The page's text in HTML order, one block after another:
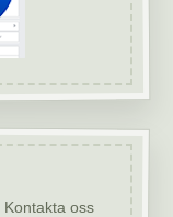
Kontakta oss